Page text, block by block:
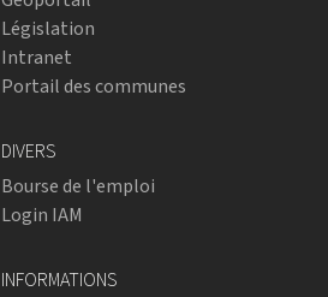
Législation
Intranet
Portail des communes
DIVERS
Bourse de l'emploi
Login IAM
INFORMATIONS